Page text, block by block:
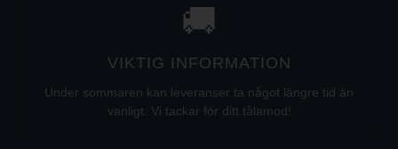
🚚
VIKTIG INFORMATION
Under sommaren kan leveranser ta något längre tid än
vanligt. Vi tackar för ditt tålamod!